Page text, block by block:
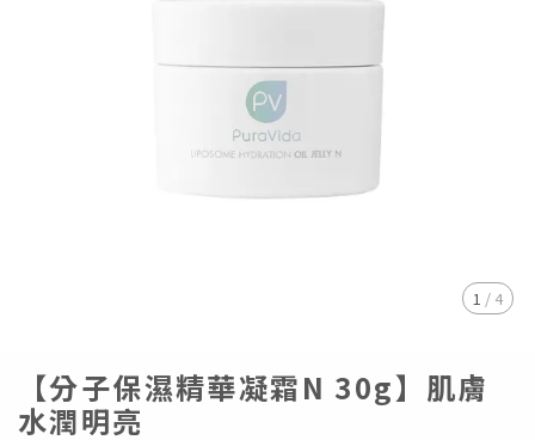
1 / 4
【分子保濕精華凝霜N 30g】肌膚
水潤明亮​